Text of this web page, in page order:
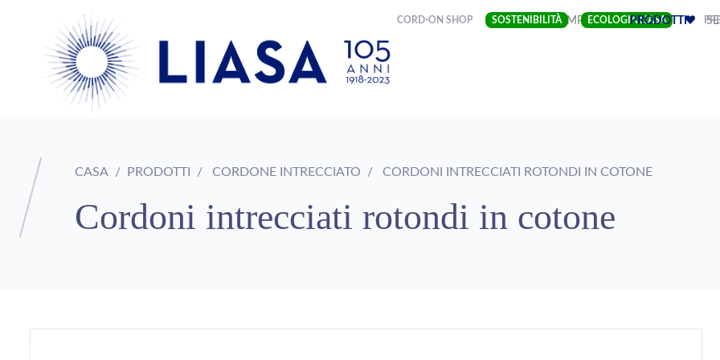
CORD-ON SHOP SOSTENIBILITÀ ECOLOGIA LIASA
IMPRESA(CURRENT)
PRODOTTI
CASA PRODOTTI CORDONE INTRECCIATO CORDONI INTRECCIATI ROTONDI IN COTONE
Cordoni intrecciati rotondi in cotone